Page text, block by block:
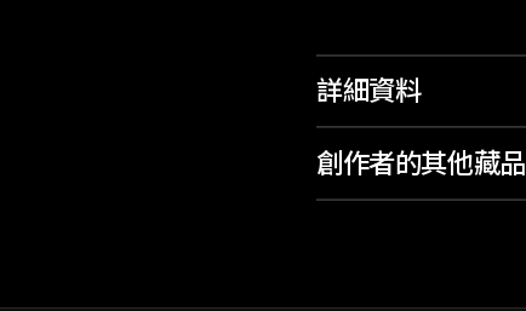
詳細資料
創作者的其他藏品